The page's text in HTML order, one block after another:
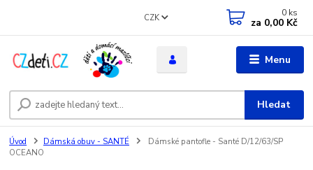
Menu
CZK
Hledat
0 ks
za 0,00 Kč
Úvod Dámská obuv - SANTÉ
Dámské pantofle - Santé D/12/63/SP
OCEANO